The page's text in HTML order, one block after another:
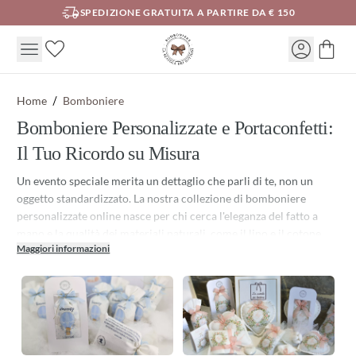
SPEDIZIONE GRATUITA A PARTIRE DA € 150
Home Bomboniere
Bomboniere Personalizzate e Portaconfetti:
Il Tuo Ricordo su Misura
Un evento speciale merita un dettaglio che parli di te, non un
oggetto standardizzato. La nostra collezione di bomboniere
personalizzate online nasce per chi cerca l'eleganza del fatto a
lontani dalla produzione industriale di massa.
Crea la tua Bomboniera Personalizzata! Che tu stia organizzando
un Matrimonio, un Battesimo o una Laurea, qui troverai la base
perfetta per il tuo regalo agli ospiti. A differenza delle classiche
opzioni, le nostre creazioni permettono una personalizzazione
Maggiori informazioni